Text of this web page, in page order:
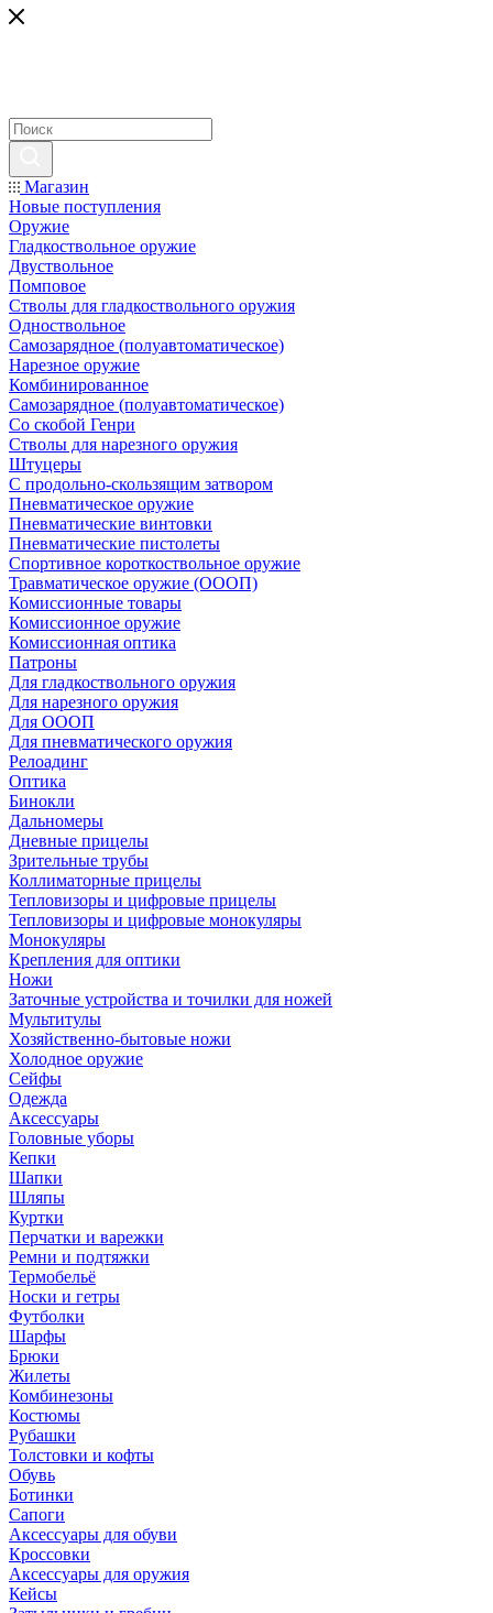
Магазин
Новые поступления
Оружие
Гладкоствольное оружие
Двуствольное
Помповое
Стволы для гладкоствольного оружия
Одноствольное
Самозарядное (полуавтоматическое)
Нарезное оружие
Комбинированное
Самозарядное (полуавтоматическое)
Со скобой Генри
Стволы для нарезного оружия
Штуцеры
С продольно-скользящим затвором
Пневматическое оружие
Пневматические винтовки
Пневматические пистолеты
Спортивное короткоствольное оружие
Травматическое оружие (ОООП)
Комиссионные товары
Комиссионное оружие
Комиссионная оптика
Патроны
Для гладкоствольного оружия
Для нарезного оружия
Для ОООП
Для пневматического оружия
Релоадинг
Оптика
Бинокли
Дальномеры
Дневные прицелы
Зрительные трубы
Коллиматорные прицелы
Тепловизоры и цифровые прицелы
Тепловизоры и цифровые монокуляры
Монокуляры
Крепления для оптики
Ножи
Заточные устройства и точилки для ножей
Мультитулы
Хозяйственно-бытовые ножи
Холодное оружие
Сейфы
Одежда
Аксессуары
Головные уборы
Кепки
Шапки
Шляпы
Куртки
Перчатки и варежки
Ремни и подтяжки
Термобельё
Носки и гетры
Футболки
Шарфы
Брюки
Жилеты
Комбинезоны
Костюмы
Рубашки
Толстовки и кофты
Обувь
Ботинки
Сапоги
Аксессуары для обуви
Кроссовки
Аксессуары для оружия
Кейсы